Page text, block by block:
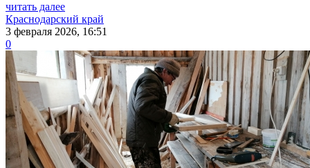
читать далее
Краснодарский край
3 февраля 2026, 16:51
0